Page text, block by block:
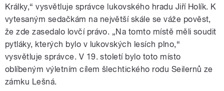
Králky,“ vysvětluje správce lukovského hradu Jiří Holík. K
vytesaným sedačkám na největší skále se váže pověst,
že zde zasedalo lovčí právo. „Na tomto místě měli soudit
pytláky, kterých bylo v lukovských lesích plno,“
vysvětluje správce. V 19. století bylo toto místo
oblíbeným výletním cílem šlechtického rodu Seilernů ze
zámku Lešná.